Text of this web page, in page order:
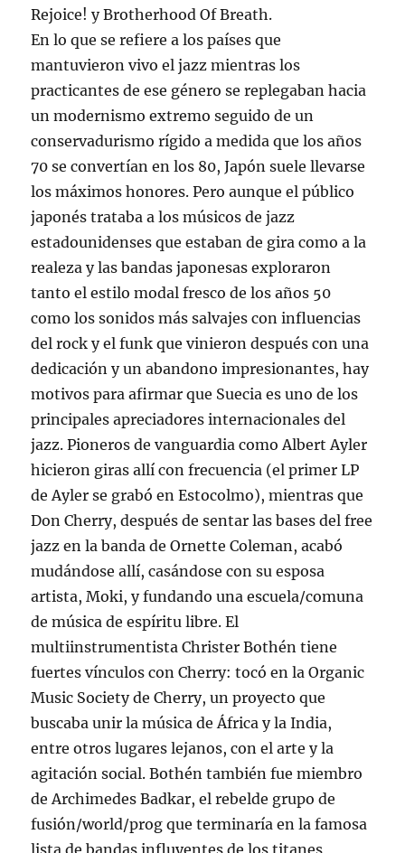
Rejoice! y Brotherhood Of Breath.
En lo que se refiere a los países que
mantuvieron vivo el jazz mientras los
practicantes de ese género se replegaban hacia
un modernismo extremo seguido de un
conservadurismo rígido a medida que los años
70 se convertían en los 80, Japón suele llevarse
los máximos honores. Pero aunque el público
japonés trataba a los músicos de jazz
estadounidenses que estaban de gira como a la
realeza y las bandas japonesas exploraron
tanto el estilo modal fresco de los años 50
como los sonidos más salvajes con influencias
del rock y el funk que vinieron después con una
dedicación y un abandono impresionantes, hay
motivos para afirmar que Suecia es uno de los
principales apreciadores internacionales del
jazz. Pioneros de vanguardia como Albert Ayler
hicieron giras allí con frecuencia (el primer LP
de Ayler se grabó en Estocolmo), mientras que
Don Cherry, después de sentar las bases del free
jazz en la banda de Ornette Coleman, acabó
mudándose allí, casándose con su esposa
artista, Moki, y fundando una escuela/comuna
de música de espíritu libre. El
multiinstrumentista Christer Bothén tiene
fuertes vínculos con Cherry: tocó en la Organic
Music Society de Cherry, un proyecto que
buscaba unir la música de África y la India,
entre otros lugares lejanos, con el arte y la
agitación social. Bothén también fue miembro
de Archimedes Badkar, el rebelde grupo de
fusión/world/prog que terminaría en la famosa